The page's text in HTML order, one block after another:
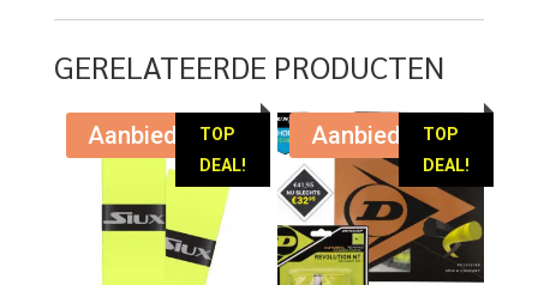
GERELATEERDE PRODUCTEN
TOP
DEAL!
Aanbieding!
TOP
DEAL!
Aanbieding!